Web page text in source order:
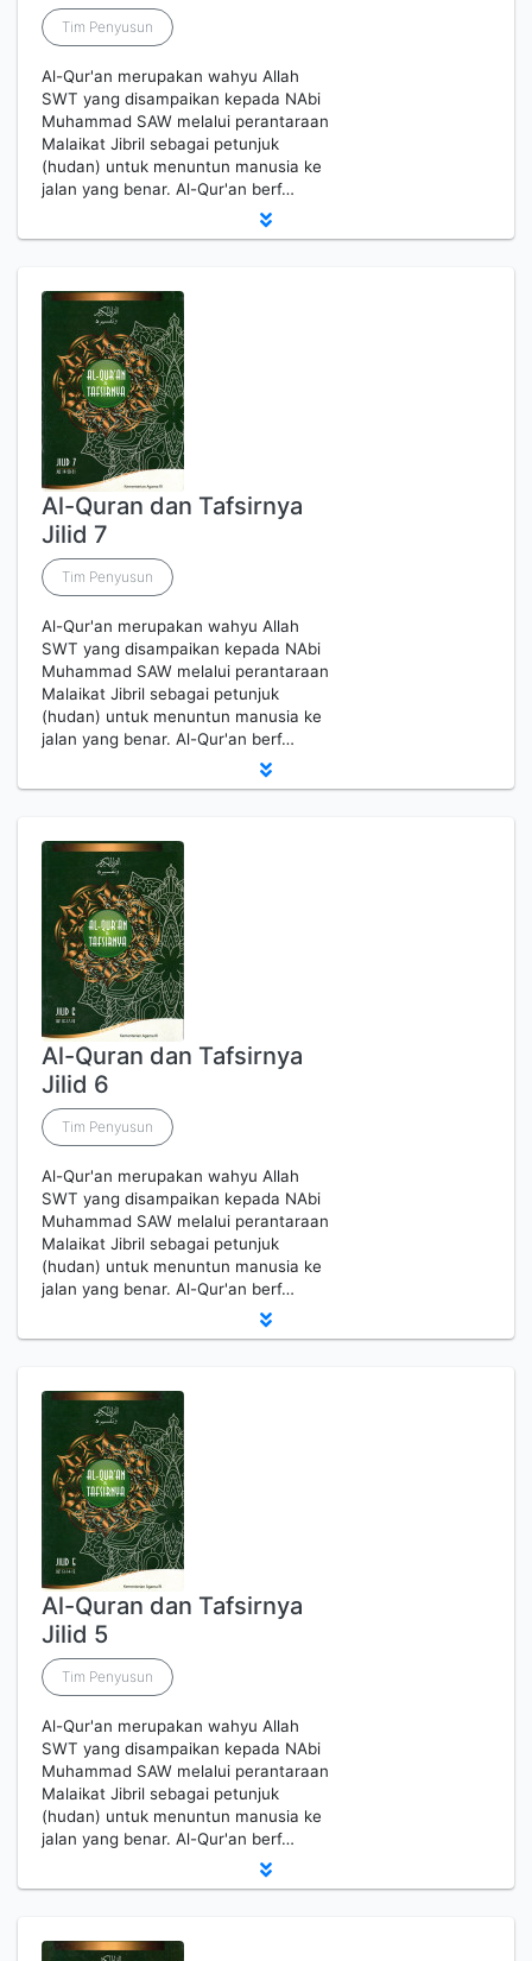
Tim Penyusun
Al-Qur'an merupakan wahyu Allah
SWT yang disampaikan kepada NAbi
Muhammad SAW melalui perantaraan
Malaikat Jibril sebagai petunjuk
(hudan) untuk menuntun manusia ke
jalan yang benar. Al-Qur'an berf…
Al-Quran dan Tafsirnya
Jilid 7
Tim Penyusun
Al-Qur'an merupakan wahyu Allah
SWT yang disampaikan kepada NAbi
Muhammad SAW melalui perantaraan
Malaikat Jibril sebagai petunjuk
(hudan) untuk menuntun manusia ke
jalan yang benar. Al-Qur'an berf…
Al-Quran dan Tafsirnya
Jilid 6
Tim Penyusun
Al-Qur'an merupakan wahyu Allah
SWT yang disampaikan kepada NAbi
Muhammad SAW melalui perantaraan
Malaikat Jibril sebagai petunjuk
(hudan) untuk menuntun manusia ke
jalan yang benar. Al-Qur'an berf…
Al-Quran dan Tafsirnya
Jilid 5
Tim Penyusun
Al-Qur'an merupakan wahyu Allah
SWT yang disampaikan kepada NAbi
Muhammad SAW melalui perantaraan
Malaikat Jibril sebagai petunjuk
(hudan) untuk menuntun manusia ke
jalan yang benar. Al-Qur'an berf…